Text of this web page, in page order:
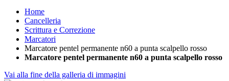
Home
Cancelleria
Scrittura e Correzione
Marcatori
Marcatore pentel permanente n60 a punta scalpello rosso
Marcatore pentel permanente n60 a punta scalpello rosso
Vai alla fine della galleria di immagini